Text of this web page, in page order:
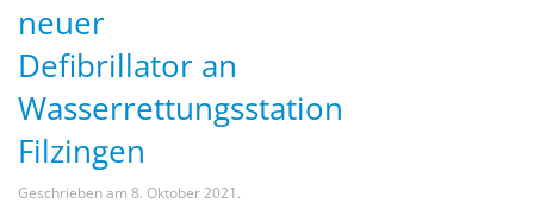
neuer
Defibrillator an
Wasserrettungsstation
Filzingen
Geschrieben am 8. Oktober 2021 .